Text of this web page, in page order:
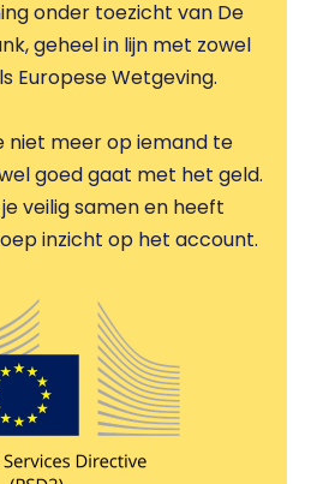
onder toezicht van De
geheel in lijn met zowel
Europese Wetgeving.
niet meer op iemand te
goed gaat met het geld.
veilig samen en heeft
inzicht op het account.